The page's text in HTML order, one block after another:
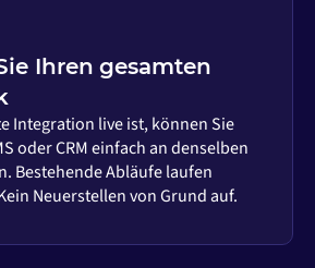
Ihren gesamten
Integration live ist, können Sie
oder CRM einfach an denselben
Bestehende Abläufe laufen
Neuerstellen von Grund auf.